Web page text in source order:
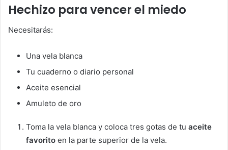
Hechizo para vencer el miedo
Necesitarás:
Una vela blanca
Tu cuaderno o diario personal
Aceite esencial
Amuleto de oro
Toma la vela blanca y coloca tres gotas de tu aceite
favorito en la parte superior de la vela.